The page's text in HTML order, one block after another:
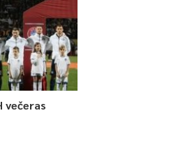
večeras